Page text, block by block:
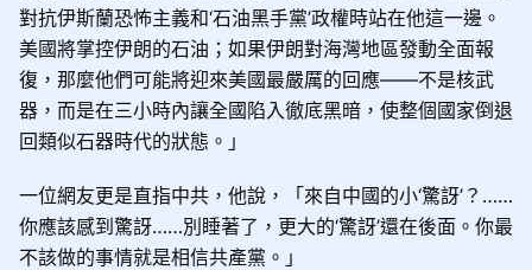
對抗伊斯蘭恐怖主義和‘石油黑手黨’政權時站在他這一邊。
美國將掌控伊朗的石油；如果伊朗對海灣地區發動全面報
復，那麼他們可能將迎來美國最嚴厲的回應——不是核武
器，而是在三小時內讓全國陷入徹底黑暗，使整個國家倒退
回類似石器時代的狀態。」
一位網友更是直指中共，他說，「來自中國的小‘驚訝’？……
你應該感到驚訝……別睡著了，更大的‘驚訝’還在後面。你最
不該做的事情就是相信共產黨。」